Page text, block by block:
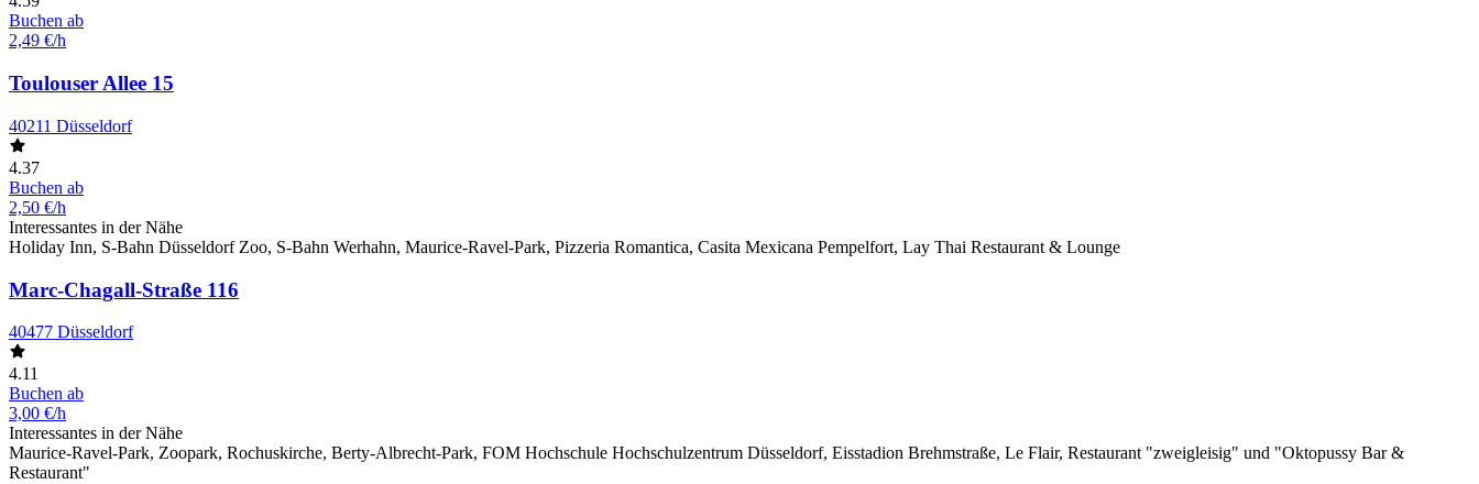
Buchen ab
2,49 €/h
Toulouser Allee 15
40211 Düsseldorf
4.37
Buchen ab
2,50 €/h
Interessantes in der Nähe
Holiday Inn, S-Bahn Düsseldorf Zoo, S-Bahn Werhahn, Maurice-Ravel-Park, Pizzeria Romantica, Casita Mexicana Pempelfort, Lay Thai Restaurant & Lounge
Marc-Chagall-Straße 116
40477 Düsseldorf
4.11
Buchen ab
3,00 €/h
Interessantes in der Nähe
Maurice-Ravel-Park, Zoopark, Rochuskirche, Berty-Albrecht-Park, FOM Hochschule Hochschulzentrum Düsseldorf, Eisstadion Brehmstraße, Le Flair, Restaurant "zweigleisig" und "Oktopussy Bar &
Restaurant"